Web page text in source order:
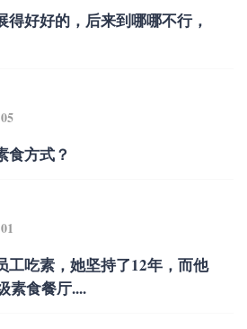
好好的，后来到哪哪不行，
食方式？
工吃素，她坚持了12年，而他
素食餐厅....